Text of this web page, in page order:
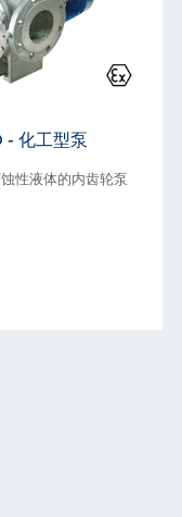
- 化工型泵
性液体的内齿轮泵